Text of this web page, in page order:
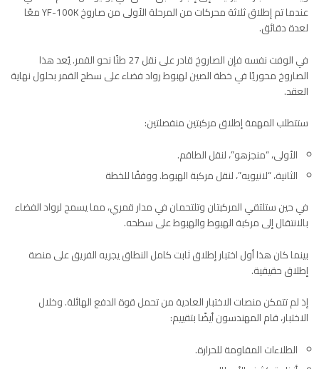
عندما تم إطلاق ثلاثة محركات من المرحلة الأولى من صاروخ YF-100K معًا
لعدة دقائق.
في الوفت نفسه فإن الصاروخ قادر على نقل 27 طنًا نحو القمر. يُعد هذا
الصاروخ محوريًا في خطة الصين لهبوط رواد فضاء على سطح القمر بحلول نهاية
العقد.
ستتطلب المهمة إطلاق مركبتين منفصلتين:
الأولى، “منجزهو”، لنقل الطاقم.
الثانية، “لانيويه”، لنقل مركبة الهبوط. ووفقًا للخطة
في حين ستلتقي المركبتان وتلتحمان في مدار قمري، مما يسمح لرواد الفضاء
بالانتقال إلى مركبة الهبوط والهبوط على سطحه.
بينما كان هذا أول اختبار إطلاق ثابت كامل النطاق يجريه الفريق على منصة
إطلاق حقيقية.
إذ لم تتمكن منصات الاختبار العادية من تحمل قوة الدفع الهائلة. وخلال
الاختبار، قام المهندسون أيضًا بتقييم:
الطلاءات المقاومة للحرارة.